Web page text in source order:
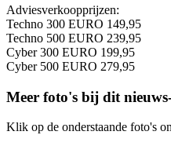
Adviesverkoopprijzen:
Techno 300 EURO 149,95
Techno 500 EURO 239,95
Cyber 300 EURO 199,95
Cyber 500 EURO 279,95
Meer foto's bij dit
Klik op de onderstaande foto's